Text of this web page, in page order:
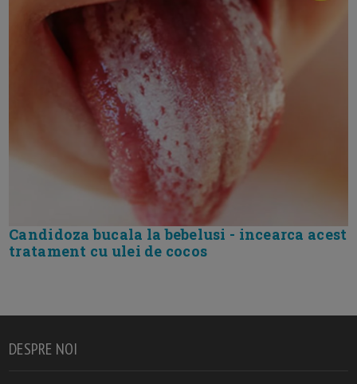
Candidoza bucala la bebelusi - incearca acest
tratament cu ulei de cocos
DESPRE NOI